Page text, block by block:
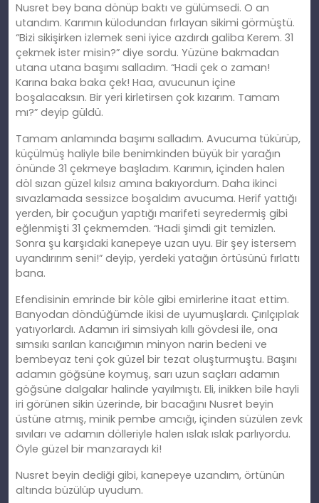
Nusret bey bana dönüp baktı ve gülümsedi. O an
utandım. Karımın külodundan fırlayan sikimi görmüştü.
“Bizi sikişirken izlemek seni iyice azdırdı galiba Kerem. 31
çekmek ister misin?” diye sordu. Yüzüne bakmadan
utana utana başımı salladım. “Hadi çek o zaman!
Karına baka baka çek! Haa, avucunun içine
boşalacaksın. Bir yeri kirletirsen çok kızarım. Tamam
mı?” deyip güldü.
Tamam anlamında başımı salladım. Avucuma tükürüp,
küçülmüş haliyle bile benimkinden büyük bir yarağın
önünde 31 çekmeye başladım. Karımın, içinden halen
döl sızan güzel kılsız amına bakıyordum. Daha ikinci
sıvazlamada sessizce boşaldım avucuma. Herif yattığı
yerden, bir çocuğun yaptığı marifeti seyredermiş gibi
eğlenmişti 31 çekmemden. “Hadi şimdi git temizlen.
Sonra şu karşıdaki kanepeye uzan uyu. Bir şey istersem
uyandırırım seni!” deyip, yerdeki yatağın örtüsünü fırlattı
bana.
Efendisinin emrinde bir köle gibi emirlerine itaat ettim.
Banyodan döndüğümde ikisi de uyumuşlardı. Çırılçıplak
yatıyorlardı. Adamın iri simsiyah kıllı gövdesi ile, ona
sımsıkı sarılan karıcığımın minyon narin bedeni ve
bembeyaz teni çok güzel bir tezat oluşturmuştu. Başını
adamın göğsüne koymuş, sarı uzun saçları adamın
göğsüne dalgalar halinde yayılmıştı. Eli, inikken bile hayli
iri görünen sikin üzerinde, bir bacağını Nusret beyin
üstüne atmış, minik pembe amcığı, içinden süzülen zevk
sıvıları ve adamın dölleriyle halen ıslak ıslak parlıyordu.
Öyle güzel bir manzaraydı ki!
Nusret beyin dediği gibi, kanepeye uzandım, örtünün
altında büzülüp uyudum.